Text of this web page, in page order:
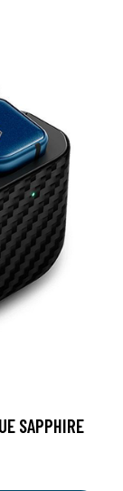
SAPPHIRE